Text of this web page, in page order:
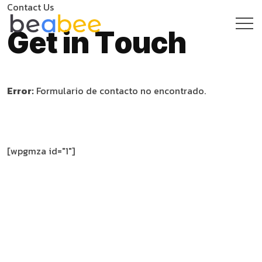
Contact Us
GetinTouch
Error: Formulario de contacto no encontrado.
[wpgmza id="1"]